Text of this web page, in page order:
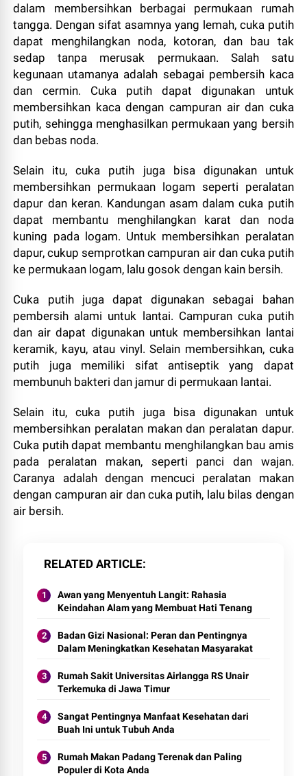
dalam membersihkan berbagai permukaan rumah
tangga. Dengan sifat asamnya yang lemah, cuka putih
dapat menghilangkan noda, kotoran, dan bau tak
sedap tanpa merusak permukaan. Salah satu
kegunaan utamanya adalah sebagai pembersih kaca
dan cermin. Cuka putih dapat digunakan untuk
membersihkan kaca dengan campuran air dan cuka
putih, sehingga menghasilkan permukaan yang bersih
dan bebas noda.
Selain itu, cuka putih juga bisa digunakan untuk
membersihkan permukaan logam seperti peralatan
dapur dan keran. Kandungan asam dalam cuka putih
dapat membantu menghilangkan karat dan noda
kuning pada logam. Untuk membersihkan peralatan
dapur, cukup semprotkan campuran air dan cuka putih
ke permukaan logam, lalu gosok dengan kain bersih.
Cuka putih juga dapat digunakan sebagai bahan
pembersih alami untuk lantai. Campuran cuka putih
dan air dapat digunakan untuk membersihkan lantai
keramik, kayu, atau vinyl. Selain membersihkan, cuka
putih juga memiliki sifat antiseptik yang dapat
membunuh bakteri dan jamur di permukaan lantai.
Selain itu, cuka putih juga bisa digunakan untuk
membersihkan peralatan makan dan peralatan dapur.
Cuka putih dapat membantu menghilangkan bau amis
pada peralatan makan, seperti panci dan wajan.
Caranya adalah dengan mencuci peralatan makan
dengan campuran air dan cuka putih, lalu bilas dengan
air bersih.
RELATED ARTICLE
Awan yang Menyentuh Langit: Rahasia
Keindahan Alam yang Membuat Hati Tenang
Badan Gizi Nasional: Peran dan Pentingnya
Dalam Meningkatkan Kesehatan Masyarakat
Rumah Sakit Universitas Airlangga RS Unair
Terkemuka di Jawa Timur
Sangat Pentingnya Manfaat Kesehatan dari
Buah Ini untuk Tubuh Anda
Rumah Makan Padang Terenak dan Paling
Populer di Kota Anda